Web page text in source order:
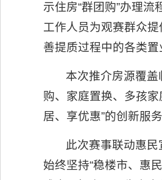
示住房“群团购”办理
工作人员为观赛群众
善提质过程中的各类置
本次推介房源覆
购、家庭置换、多孩
居、享优惠”的创新服
此次赛事联动惠
始终坚持“稳楼市、惠